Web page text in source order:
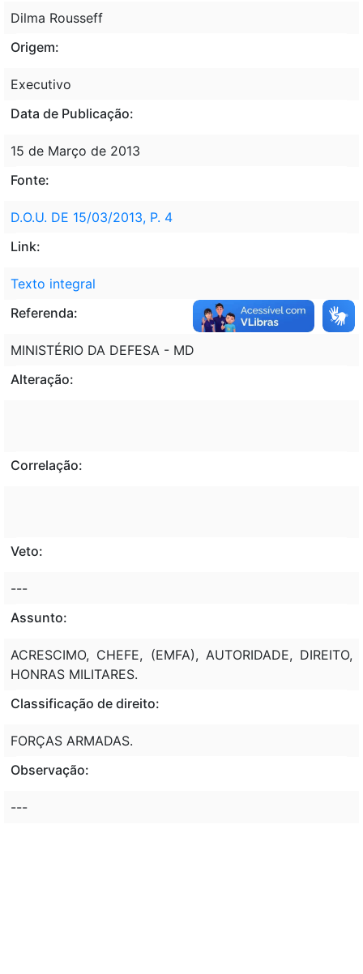
Dilma Rousseff
Origem:
Executivo
Data de Publicação:
15 de Março de 2013
Fonte:
D.O.U. DE 15/03/2013, P. 4
Link:
Texto integral
Referenda:
MINISTÉRIO DA DEFESA - MD
Alteração:
Correlação:
Veto:
---
Assunto:
ACRESCIMO, CHEFE, (EMFA), AUTORIDADE, DIREITO,
HONRAS MILITARES.
Classificação de direito:
FORÇAS ARMADAS.
Observação:
---